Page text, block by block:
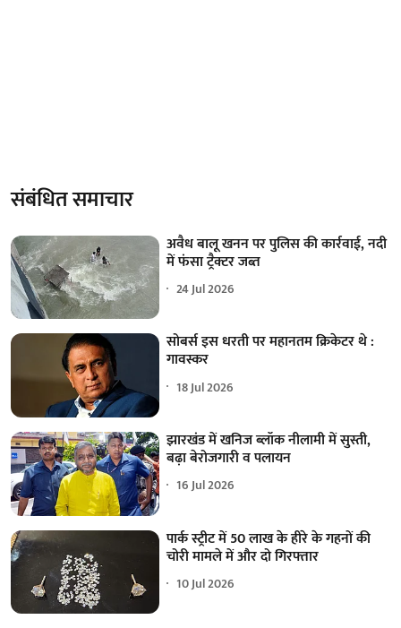
संबंधित समाचार
अवैध बालू खनन पर पुलिस की कार्रवाई, नदी
में फंसा ट्रैक्टर जब्त
24 Jul 2026
सोबर्स इस धरती पर महानतम क्रिकेटर थे :
गावस्कर
18 Jul 2026
झारखंड में खनिज ब्लॉक नीलामी में सुस्ती,
बढ़ा बेरोजगारी व पलायन
16 Jul 2026
पार्क स्ट्रीट में 50 लाख के हीरे के गहनों की
चोरी मामले में और दो गिरफ्तार
10 Jul 2026